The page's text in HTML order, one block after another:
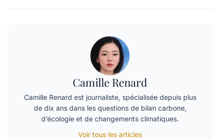
Camille Renard
Camille Renard est journaliste, spécialisée depuis plus
de dix ans dans les questions de bilan carbone,
d’écologie et de changements climatiques.
Voir tous les articles